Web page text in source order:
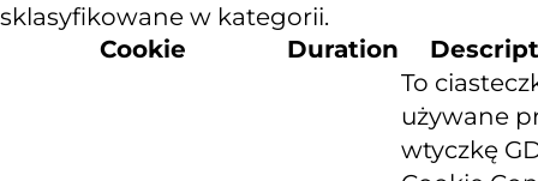
sklasyfikowane w kategorii.
Cookie
Duration
To
używane
wtyczkę